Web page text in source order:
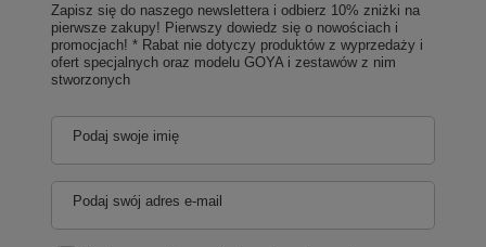
Zapisz się do naszego newslettera i odbierz 10% zniżki na
pierwsze zakupy! Pierwszy dowiedz się o nowościach i
promocjach! * Rabat nie dotyczy produktów z wyprzedaży i
ofert specjalnych oraz modelu GOYA i zestawów z nim
stworzonych
Podaj swoje imię
Podaj swój adres e-mail